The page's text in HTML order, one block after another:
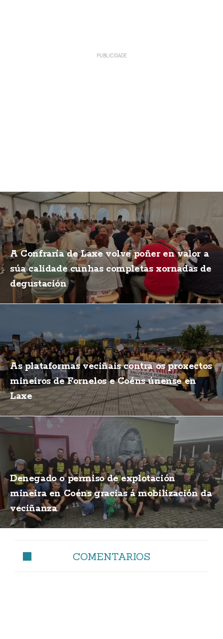
A Confraría de Laxe volve poñer en valor a
súa calidade cunhas completas xornadas de
degustación
As plataformas veciñais contra os proxectos
mineiros de Fornelos e Coéns únense en
Laxe
Denegado o permiso de explotación
mineira en Coéns gracias á mobilización da
veciñanza
COMENTARIOS